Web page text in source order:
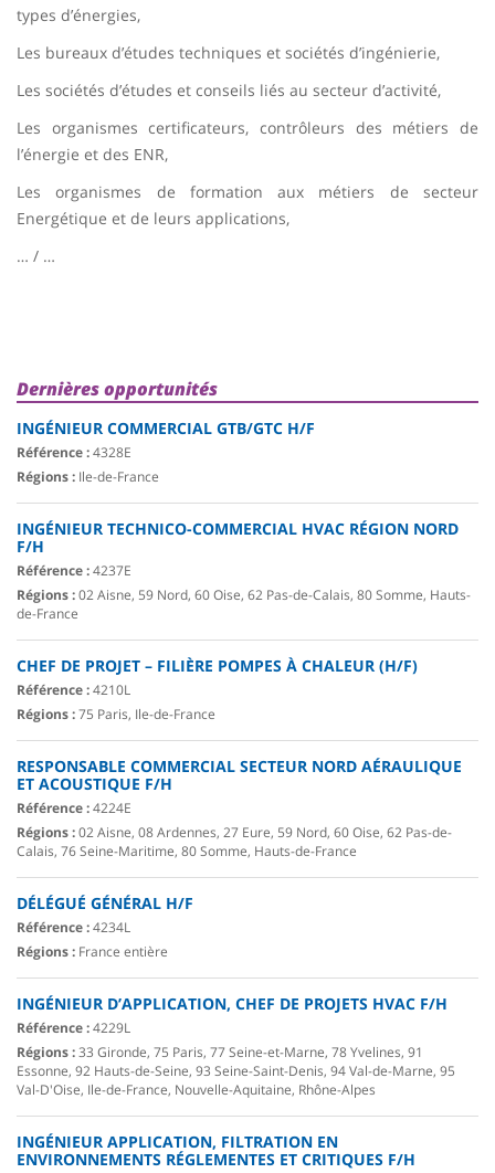
types d’énergies,
Les bureaux d’études techniques et sociétés d’ingénierie,
Les sociétés d’études et conseils liés au secteur d’activité,
Les organismes certificateurs, contrôleurs des métiers de
l’énergie et des ENR,
Les organismes de formation aux métiers de secteur
Energétique et de leurs applications,
… / …
Dernières opportunités
INGÉNIEUR COMMERCIAL GTB/GTC H/F
Référence :4328E
Régions : Ile-de-France
INGÉNIEUR TECHNICO-COMMERCIAL HVAC RÉGION NORD
F/H
Référence :4237E
Régions :02 Aisne, 59 Nord, 60 Oise, 62 Pas-de-Calais, 80 Somme, Hauts-
de-France
CHEF DE PROJET – FILIÈRE POMPES À CHALEUR (H/F)
Référence :4210L
Régions :75 Paris, Ile-de-France
RESPONSABLE COMMERCIAL SECTEUR NORD AÉRAULIQUE
ET ACOUSTIQUE F/H
Référence :4224E
Régions :02 Aisne, 08 Ardennes, 27 Eure, 59 Nord, 60 Oise, 62 Pas-de-
Calais, 76 Seine-Maritime, 80 Somme, Hauts-de-France
DÉLÉGUÉ GÉNÉRAL H/F
Référence :4234L
Régions : France entière
INGÉNIEUR D’APPLICATION, CHEF DE PROJETS HVAC F/H
Référence :4229L
Régions :33 Gironde, 75 Paris, 77 Seine-et-Marne, 78 Yvelines, 91
Essonne, 92 Hauts-de-Seine, 93 Seine-Saint-Denis, 94 Val-de-Marne, 95
Val-D'Oise, Ile-de-France, Nouvelle-Aquitaine, Rhône-Alpes
INGÉNIEUR APPLICATION, FILTRATION EN
ENVIRONNEMENTS RÉGLEMENTES ET CRITIQUES F/H